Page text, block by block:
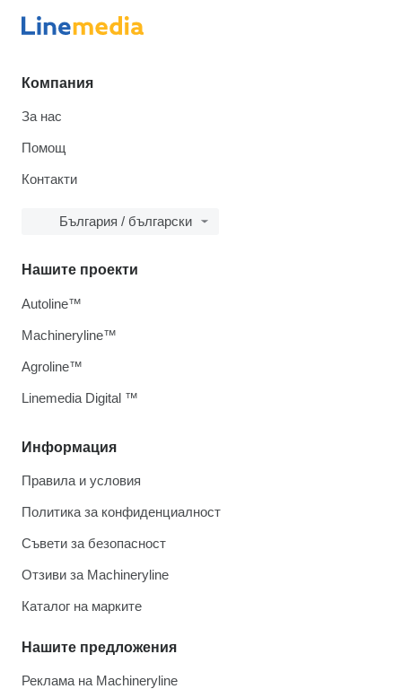
Компания
За нас
Помощ
Контакти
България / български
Информация
Правила и условия
Политика за конфиденциалност
Съвети за безопасност
Отзиви за Machineryline
Каталог на марките
Нашите предложения
Реклама на Machineryline
Нашите проекти
Autoline™
Machineryline™
Agroline™
Linemedia Digital ™